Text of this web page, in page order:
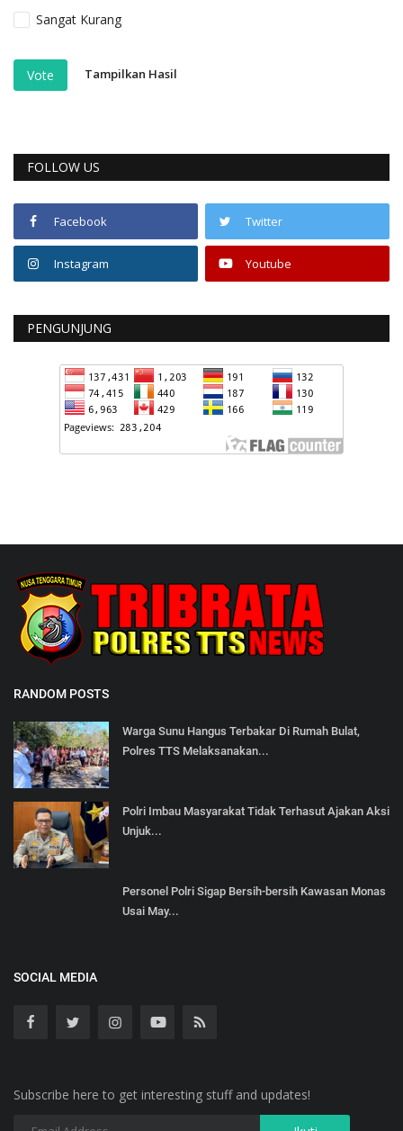
Sangat Kurang
Vote Tampilkan Hasil
FOLLOW US
Facebook Twitter
Instagram Youtube
PENGUNJUNG
RANDOM POSTS
Warga Sunu Hangus Terbakar Di Rumah Bulat,
Polres TTS Melaksanakan...
Polri Imbau Masyarakat Tidak Terhasut Ajakan Aksi
Unjuk...
Personel Polri Sigap Bersih-bersih Kawasan Monas
Usai May...
SOCIAL MEDIA
Subscribe here to get interesting stuff and updates!